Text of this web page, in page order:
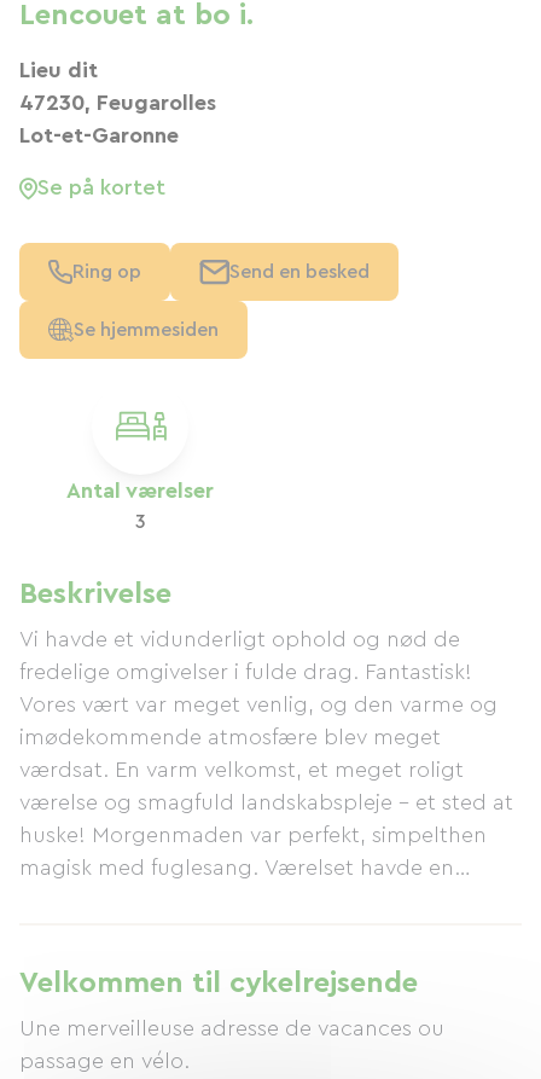
Antal værelser
3
Beskrivelse
Vi havde et vidunderligt ophold og nød de
fredelige omgivelser i fulde drag. Fantastisk!
Vores vært var meget venlig, og den varme og
imødekommende atmosfære blev meget
værdsat. En varm velkomst, et meget roligt
værelse og smagfuld landskabspleje – et sted at
huske! Morgenmaden var perfekt, simpelthen
magisk med fuglesang. Værelset havde en
Fremragende morgenmad og en meget varm
velkomst!
Velkommen til cykelrejsende
Une merveilleuse adresse de vacances ou
passage en vélo.
Lencouet at bo i.
Lieu dit
47230, Feugarolles
Lot-et-Garonne
Se på kortet
Ring op Send en besked
Se hjemmesiden